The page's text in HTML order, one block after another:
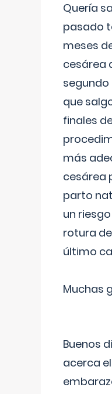
Quería
pasado
meses
cesárea
que
finales
más
cesárea
parto
un
rotura
último
Muchas
Buenos
acerca